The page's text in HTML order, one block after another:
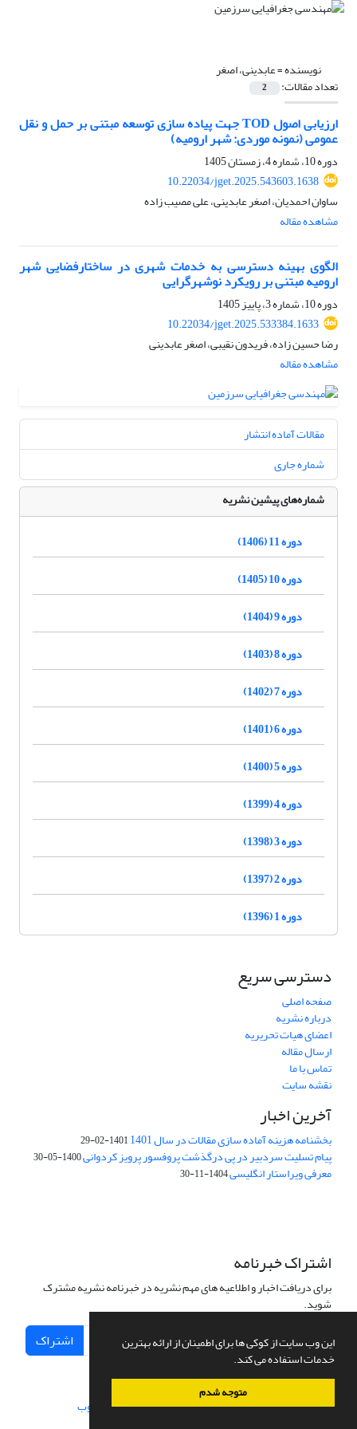
این وب سایت از کوکی ها برای اطمینان از ارائه بهترین
خدمات استفاده می کند.
متوجه شدم
نویسنده =عابدینی، اصغر
تعداد مقالات: 2
ارزیابی اصول TOD جهت پیاده سازی توسعه مبتنی بر حمل و نقل
عمومی (نمونه موردی: شهر ارومیه)
دوره 10، شماره 4، زمستان 1405
10.22034/jget.2025.543603.1638
ساوان احمدیان، اصغر عابدینی، علی مصیب زاده
مشاهده مقاله
الگوی بهینه دسترسی به خدمات شهری در ساختارفضایی شهر
ارومیه مبتنی بر رویکرد نوشهرگرایی
دوره 10، شماره 3، پاییز 1405
10.22034/jget.2025.533384.1633
رضا حسین زاده، فریدون نقیبی، اصغر عابدینی
مشاهده مقاله
مقالات آماده انتشار
شماره جاری
شماره‌های پیشین نشریه
دوره 11 (1406)
دوره 10 (1405)
دوره 9 (1404)
دوره 8 (1403)
دوره 7 (1402)
دوره 6 (1401)
دوره 5 (1400)
دوره 4 (1399)
دوره 3 (1398)
دوره 2 (1397)
دوره 1 (1396)
دسترسی سریع
صفحه اصلی
درباره نشریه
اعضای هیات تحریریه
ارسال مقاله
تماس با ما
نقشه سایت
آخرین اخبار
بخشنامه هزینه آماده سازی مقالات در سال 1401 1401-02-29
پیام تسلیت سردبیر در پی درگذشت پروفسور پرویز کردوانی1400-05-30
معرفی ویراستار انگلیسی1404-11-30
اشتراک خبرنامه
برای دریافت اخبار و اطلاعیه های مهم نشریه در خبرنامه نشریه مشترک
شوید.
اشتراک
سامانه مدیریت نشریات علمی.طراحی و پیاده سازی از سیناوب